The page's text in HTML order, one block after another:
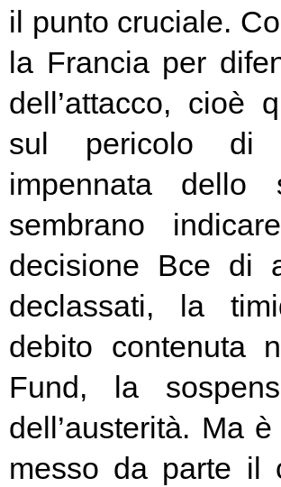
il punto cruciale.
la Francia per
dell’attacco, cioè
sul pericolo di
impennata dello
sembrano
decisione Bce di
declassati, la
debito contenuta
Fund, la
dell’austerità. Ma
messo da parte il